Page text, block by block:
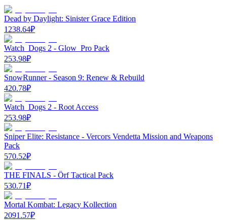
Dead by Daylight: Sinister Grace Edition
1238.64₽
Watch_Dogs 2 - Glow_Pro Pack
253.98₽
SnowRunner - Season 9: Renew & Rebuild
420.78₽
Watch_Dogs 2 - Root Access
253.98₽
Sniper Elite: Resistance - Vercors Vendetta Mission and Weapons
Pack
570.52₽
THE FINALS - Örf Tactical Pack
530.71₽
Mortal Kombat: Legacy Kollection
2091.57₽